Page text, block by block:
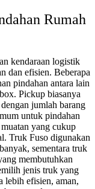
Rumah
kendaraan logistik
dan efisien. Beberapa
pindahan antara lain
Pickup biasanya
jumlah barang
untuk pindahan
yang cukup
Truk Fuso digunakan
sementara truk
membutuhkan
jenis truk yang
lebih efisien, aman,